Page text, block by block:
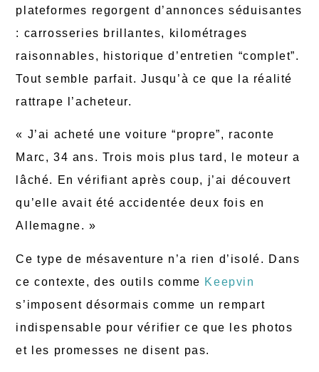
plateformes regorgent d’annonces séduisantes
: carrosseries brillantes, kilométrages
raisonnables, historique d’entretien “complet”.
Tout semble parfait. Jusqu’à ce que la réalité
rattrape l’acheteur.
« J’ai acheté une voiture “propre”, raconte
Marc, 34 ans. Trois mois plus tard, le moteur a
lâché. En vérifiant après coup, j’ai découvert
qu’elle avait été accidentée deux fois en
Allemagne. »
Ce type de mésaventure n’a rien d’isolé. Dans
ce contexte, des outils comme Keepvin
s’imposent désormais comme un rempart
indispensable pour vérifier ce que les photos
et les promesses ne disent pas.